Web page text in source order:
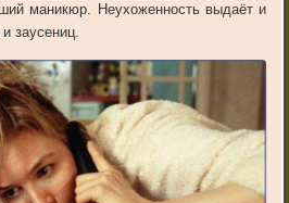
маникюр. Неухоженность выдаёт и
заусениц.